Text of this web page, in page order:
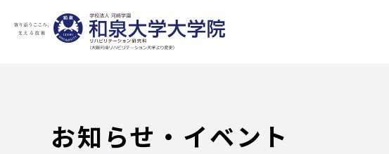
お知らせ・イベント